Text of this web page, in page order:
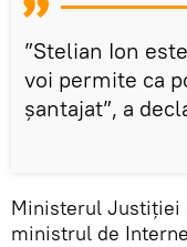
”Stelian Ion
voi permite ca
șantajat”, a
Ministerul Justiției
ministrul de